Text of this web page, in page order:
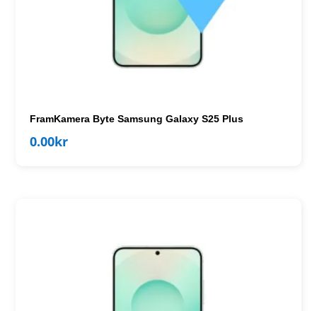
FramKamera Byte Samsung Galaxy S25 Plus
0.00kr